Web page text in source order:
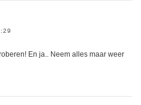
En ja.. Neem alles maar weer